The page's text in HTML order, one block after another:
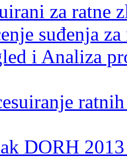
za ratne
suđenja
i Analiza
DORH